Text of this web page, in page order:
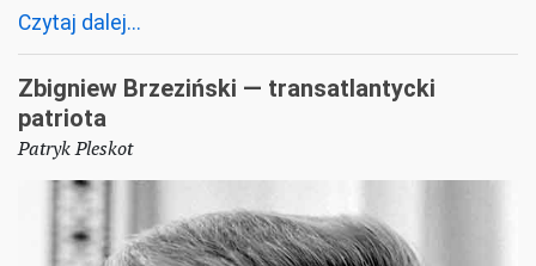
Czytaj dalej...
Zbigniew Brzeziński — transatlantycki
patriota
Patryk Pleskot